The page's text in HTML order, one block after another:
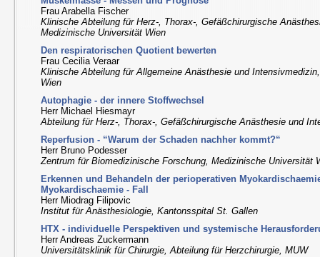
Frau Arabella Fischer
Klinische Abteilung für Herz-, Thorax-, Gefäßchirurgische
Medizinische Universität Wien
Den respiratorischen Quotient bewerten
Frau Cecilia Veraar
Klinische Abteilung für Allgemeine Anästhesie und
Wien
Autophagie - der innere Stoffwechsel
Herr Michael Hiesmayr
Abteilung für Herz-, Thorax-, Gefäßchirurgische Anästhesie und
Reperfusion - “Warum der Schaden nachher kommt?“
Herr Bruno Podesser
Zentrum für Biomedizinische Forschung, Medizinische Universität
Erkennen und Behandeln der perioperativen
Myokardischaemie - Fall
Herr Miodrag Filipovic
Institut für Anästhesiologie, Kantonsspital St. Gallen
HTX - individuelle Perspektiven und systemische
Herr Andreas Zuckermann
Universitätsklinik für Chirurgie, Abteilung für Herzchirurgie, MUW